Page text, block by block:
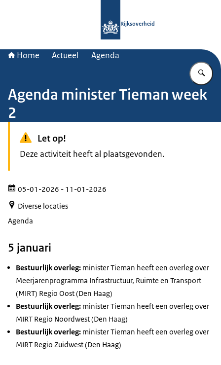
Rijksoverheid
Home Actueel Agenda
Agenda minister Tieman week
2
Let op!
Deze activiteit heeft al plaatsgevonden.
05-01-2026 - 11-01-2026
Diverse locaties
Agenda
5 januari
Bestuurlijk overleg: minister Tieman heeft een overleg over
Meerjarenprogramma Infrastructuur, Ruimte en Transport
(MIRT) Regio Oost (Den Haag)
Bestuurlijk overleg: minister Tieman heeft een overleg over
MIRT Regio Noordwest (Den Haag)
Bestuurlijk overleg: minister Tieman heeft een overleg over
MIRT Regio Zuidwest (Den Haag)